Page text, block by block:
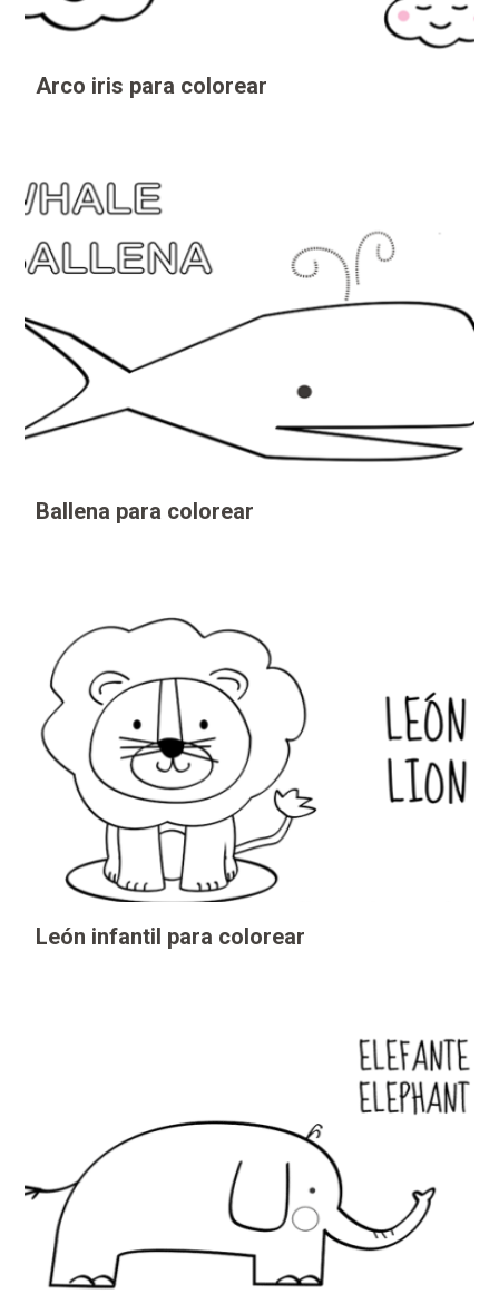
Arco iris para colorear
Ballena para colorear
León infantil para colorear